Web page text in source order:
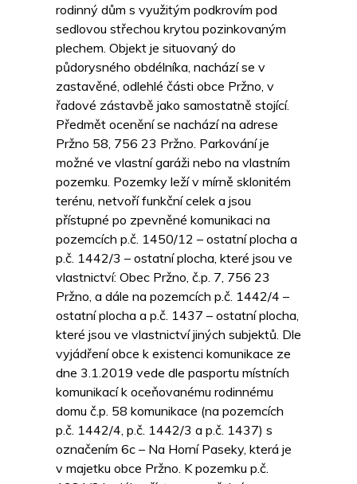
rodinný dům s využitým podkrovím pod
sedlovou střechou krytou pozinkovaným
plechem. Objekt je situovaný do
půdorysného obdélníka, nachází se v
zastavěné, odlehlé části obce Pržno, v
řadové zástavbě jako samostatně stojící.
Předmět ocenění se nachází na adrese
Pržno 58, 756 23 Pržno. Parkování je
možné ve vlastní garáži nebo na vlastním
pozemku. Pozemky leží v mírně sklonitém
terénu, netvoří funkční celek a jsou
přístupné po zpevněné komunikaci na
pozemcích p.č. 1450/12 – ostatní plocha a
p.č. 1442/3 – ostatní plocha, které jsou ve
vlastnictví: Obec Pržno, č.p. 7, 756 23
Pržno, a dále na pozemcích p.č. 1442/4 –
ostatní plocha a p.č. 1437 – ostatní plocha,
které jsou ve vlastnictví jiných subjektů. Dle
vyjádření obce k existenci komunikace ze
dne 3.1.2019 vede dle pasportu místních
komunikací k oceňovanému rodinnému
domu č.p. 58 komunikace (na pozemcích
p.č. 1442/4, p.č. 1442/3 a p.č. 1437) s
označením 6c – Na Horní Paseky, která je
v majetku obce Pržno. K pozemku p.č.